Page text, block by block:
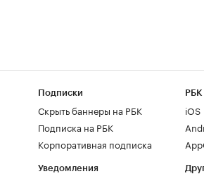
Подписки
Скрыть баннеры на РБК
Подписка на РБК
Корпоративная подписка
Уведомления
РБК
iOS